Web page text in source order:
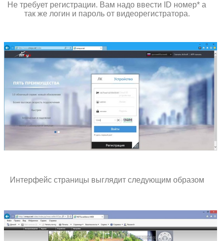
Не требует регистрации. Вам надо ввести ID номер* а
так же логин и пароль от видеорегистратора.
Интерфейс страницы выглядит следующим образом